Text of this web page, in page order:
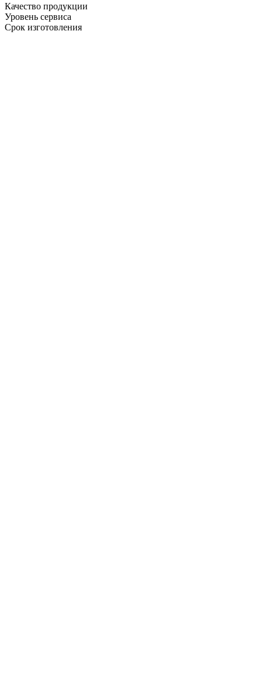
Качество продукции
Уровень сервиса
Срок изготовления